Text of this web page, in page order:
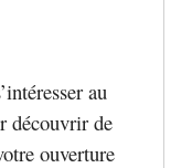
au
découvrir de
ouverture